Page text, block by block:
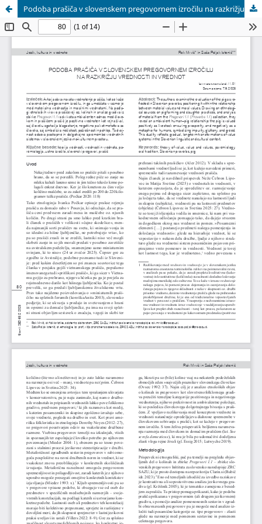
Podoba prašiča v slovenskem pregovornem izročilu na razkrižju vrednosti in vrednot